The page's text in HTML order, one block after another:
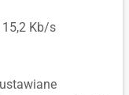
Kb/s